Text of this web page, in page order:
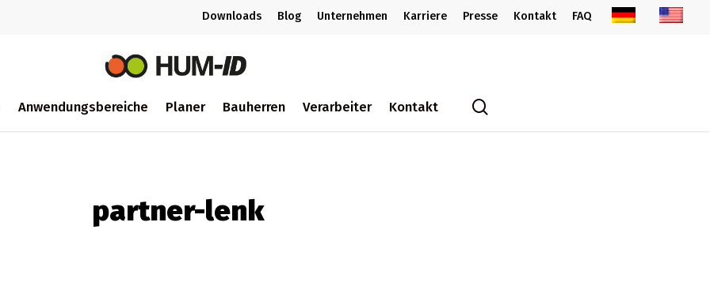
Downloads Blog Unternehmen Karriere Presse Kontakt FAQ
Anwendungsbereiche Planer Bauherren Verarbeiter Kontakt
partner-lenk